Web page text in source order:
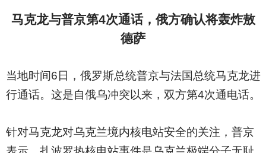
马克龙与普京第4次通话，俄方确认将轰炸敖
德萨
当地时间6日，俄罗斯总统普京与法国总统马克龙进
行通话。这是自俄乌冲突以来，双方第4次通电话。
针对马克龙对乌克兰境内核电站安全的关注，普京